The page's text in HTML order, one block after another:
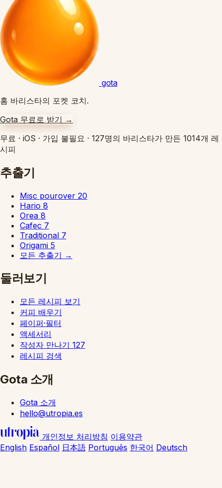
gota
홈 바리스타의 포켓 코치.
Gota 무료로 받기 →
무료 · iOS · 가입 불필요 · 127명의 바리스타가 만든 1014개 레
시피
추출기
Misc pourover 20
Hario 8
Orea 8
Cafec 7
Traditional 7
Origami 5
모든 추출기 →
둘러보기
모든 레시피 보기
커피 배우기
페이퍼·필터
액세서리
작성자 만나기 127
레시피 검색
Gota 소개
Gota 소개
hello@utropia.es
개인정보 처리방침 이용약관
English Español 日本語 Português 한국어 Deutsch